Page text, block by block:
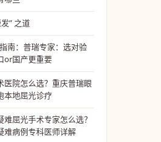
” 之道
南：普瑞专家：选对验
or国产更重要
医院怎么选？重庆普瑞眼
本地屈光诊疗
屈光手术专家怎么选？
难病例专科医师详解